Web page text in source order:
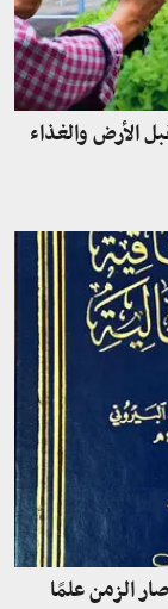
الأرض والغذاء
الزمن علمًا